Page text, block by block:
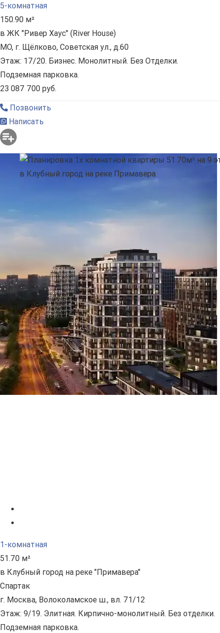
5-комнатная
150.90 м²
в ЖК "Ривер Хаус" (River Нouse)
МО, г. Щёлково, Советская ул., д.60
Этаж: 17/20. Бизнес. Монолитный. Без Отделки.
Подземная парковка.
23 087 700 руб.
Позвонить
Написать
1-комнатная
51.70 м²
в Клубный город на реке "Примавера"
Спартак
г. Москва, Волоколамское ш., вл. 71/12
Этаж: 9/19. Элитная. Кирпично-монолитный. Без отделки.
Подземная парковка.